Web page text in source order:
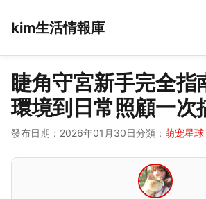
kim生活情報庫
睫角守宮新手完全指
環境到日常照顧一次
發布日期：2026年01月30日分類： 萌宠星球